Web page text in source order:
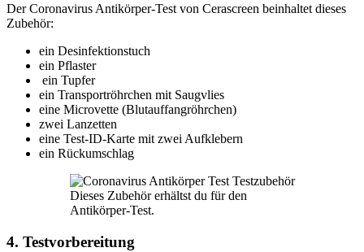
Der Coronavirus Antikörper-Test von Cerascreen beinhaltet dieses
Zubehör:
ein Desinfektionstuch
ein Pflaster
ein Tupfer
ein Transportröhrchen mit Saugvlies
eine Microvette (Blutauffangröhrchen)
zwei Lanzetten
eine Test-ID-Karte mit zwei Aufklebern
ein Rückumschlag
Dieses Zubehör erhältst du für den
Antikörper-Test.
4. Testvorbereitung